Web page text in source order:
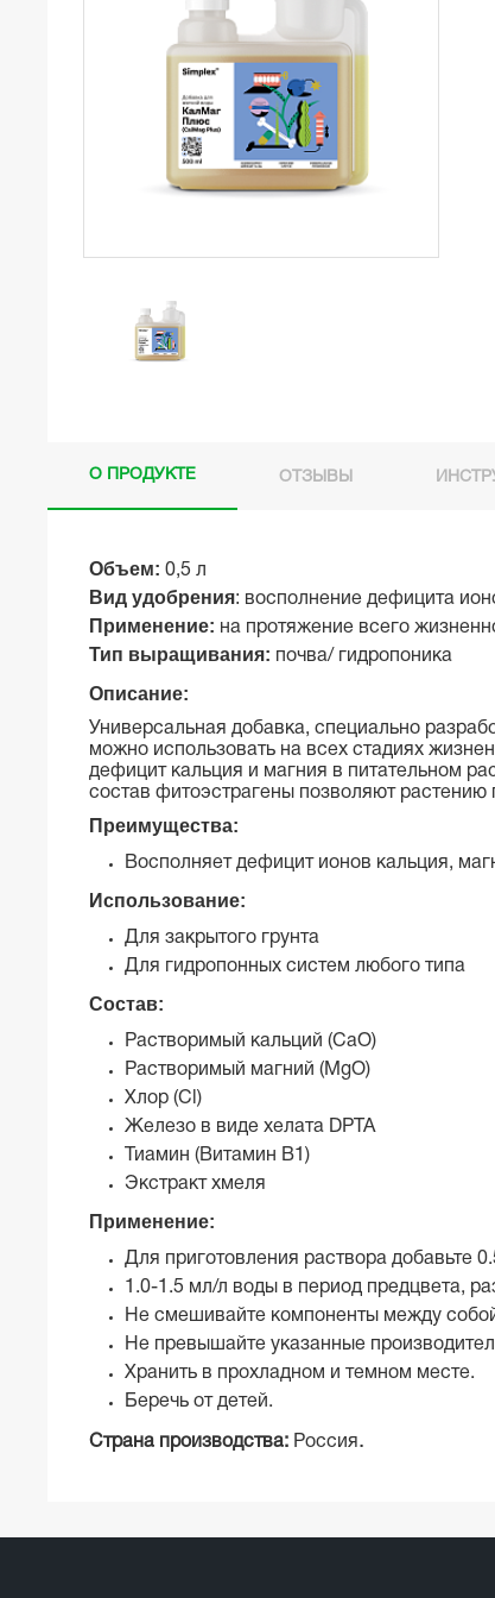
О ПРОДУКТЕ ОТЗЫВЫ
Объем: 0,5 л
Вид удобрения: восполнение дефицита
Применение: на протяжение всего
Тип выращивания: почва/ гидропоника
Описание:
Универсальная добавка, специально
можно использовать на всех стадиях
дефицит кальция и магния в питательном
состав фитоэстрагены позволяют
Преимущества:
Восполняет дефицит ионов кальция,
Использование:
Для закрытого грунта
Для гидропонных систем любого типа
Состав:
Растворимый кальций (СаО)
Растворимый магний (MgO)
Хлор (Cl)
Железо в виде хелата DPTA
Тиамин (Витамин В1)
Экстракт хмеля
Применение:
Для приготовления раствора добавьте
1.0-1.5 мл/л воды в период предцвета,
Не смешивайте компоненты между
Не превышайте указанные
Хранить в прохладном и темном месте.
Беречь от детей.
Страна производства: Россия .